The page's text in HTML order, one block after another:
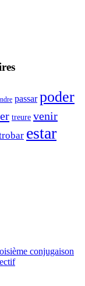
passar poder
treure venir
estar
conjugaison